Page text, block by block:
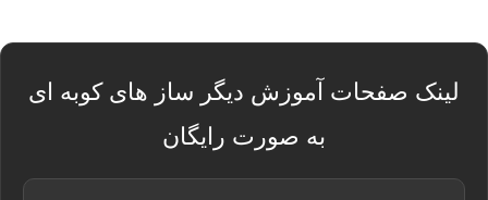
لینک صفحات آموزش دیگر ساز های کوبه ای
به صورت رایگان